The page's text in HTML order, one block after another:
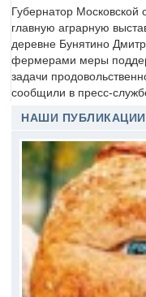
Губернатор Московской
главную аграрную
деревне Бунятино
фермерами меры
задачи
сообщили в пресс-
НАШИ ПУБЛИКАЦИИ